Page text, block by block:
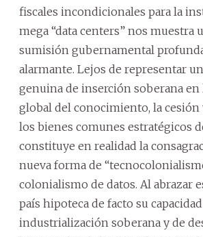
fiscales incondicionales para la
mega “data centers” nos muestra
sumisión gubernamental
alarmante. Lejos de representar
genuina de inserción soberana en
global del conocimiento, la cesión
los bienes comunes estratégicos
constituye en realidad la
nueva forma de
colonialismo de datos. Al abrazar
país hipoteca de facto su
industrialización soberana y de